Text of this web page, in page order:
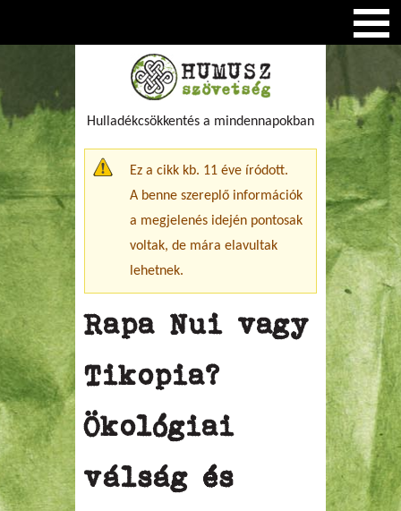
Hulladékcsökkentés a mindennapokban
Figyelmeztető üzenet
Ez a cikk kb. 11 éve íródott.
A benne szereplő információk
a megjelenés idején pontosak
voltak, de mára elavultak
lehetnek.
Rapa Nui vagy
Tikopia?
Ökológiai
válság és